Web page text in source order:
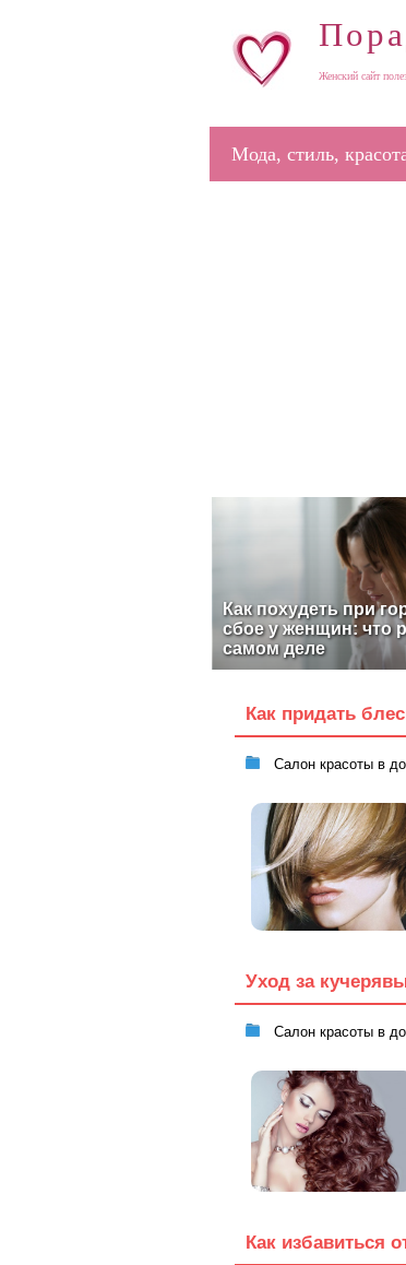
Женский сайт
Мода, стиль,
Как похудеть при
сбое у женщин: что
самом деле
Как придать
Салон красоты в
Уход за
Салон красоты в
Как избавиться